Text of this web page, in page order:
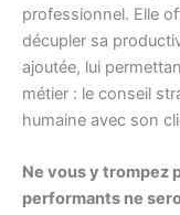
professionnel. Elle
décupler sa
ajoutée, lui
métier : le conseil
humaine avec son
Ne vous y trompez
performants ne